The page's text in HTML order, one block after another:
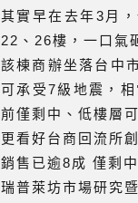
其實早在去年3月
22、26樓，一口氣
該棟商辦坐落台中
可承受7級地震，
前僅剩中、低樓層
更看好台商回流所
銷售已逾8成 僅剩
瑞普萊坊市場研究